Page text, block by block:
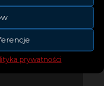
prywatności
March 25,